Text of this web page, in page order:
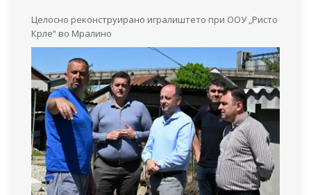
Целосно реконструирано игралиштето при ООУ „Ристо
Крле“ во Мралино